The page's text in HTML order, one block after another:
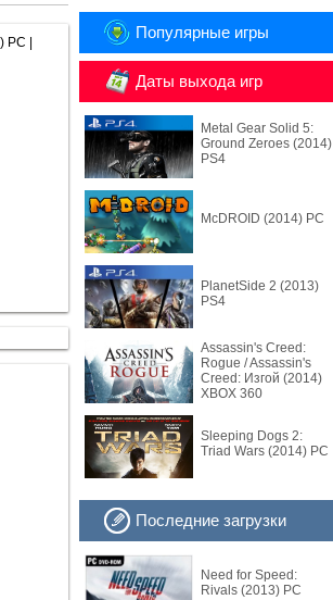
|
Популярные игры
Даты выхода игр
Metal Gear Solid 5:
Ground Zeroes (2014)
PS4
McDROID (2014) PC
PlanetSide 2 (2013)
PS4
Assassin's Creed:
Rogue / Assassin's
Creed: Изгой (2014)
XBOX 360
Sleeping Dogs 2:
Triad Wars (2014) PC
Последние загрузки
Need for Speed:
Rivals (2013) PC